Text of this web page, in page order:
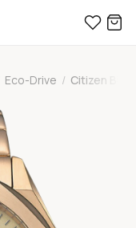
Eco-Drive / Citizen